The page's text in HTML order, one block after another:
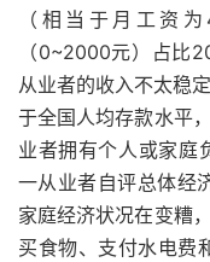
（相当于月工资
（0~2000元）占比
从业者的收入不太稳
于全国人均存款水平
业者拥有个人或家庭
一从业者自评总体经
家庭经济状况在变糟
买食物、支付水电费